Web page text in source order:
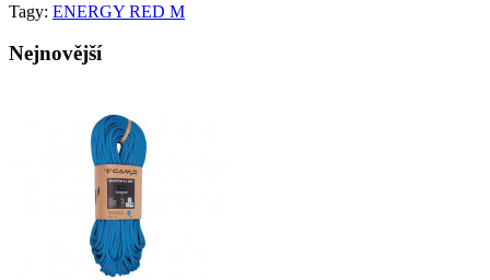
Tagy: ENERGY RED M
Nejnovější